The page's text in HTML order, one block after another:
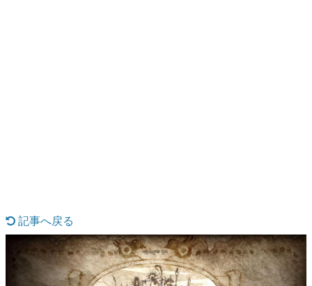
なんでゲームは面白い？
ゲーム開発者・hamatsu氏がゲームの魅力を画面や操作の
具体的な形から解き明かしていく、硬派で骨太な評論連載
です。
記事へ戻る